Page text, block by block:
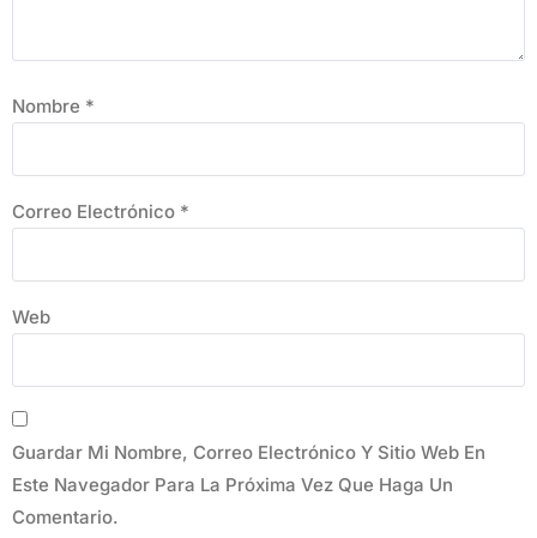
Nombre *
Correo Electrónico *
Web
Guardar Mi Nombre, Correo Electrónico Y Sitio Web En
Este Navegador Para La Próxima Vez Que Haga Un
Comentario.